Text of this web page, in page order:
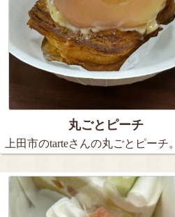
丸ごとピーチ
上田市のtarteさんの丸ごとピーチ。